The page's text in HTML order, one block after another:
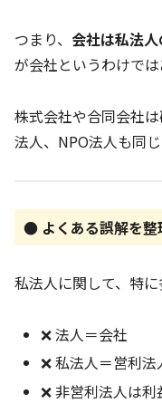
つまり、 会社は私法
が会社というわけでは
株式会社や合同会社
法人、NPO法人も同
● よくある誤解を整
私法人に関して、特
❌ 法人＝会社
❌ 私法人＝営利法
❌ 非営利法人は